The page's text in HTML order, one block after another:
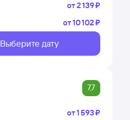
от2 ⁠139 ⁠₽
от10 ⁠102 ⁠₽
Выберите дату
7,7
от1 ⁠593 ⁠₽